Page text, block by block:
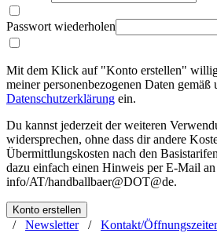
Passwort wiederholen
Mit dem Klick auf "Konto erstellen"
meiner personenbezogenen Daten gemäß
Datenschutzerklärung ein.
Du kannst jederzeit der weiteren
widersprechen, ohne dass dir andere
Übermittlungskosten nach den
dazu einfach einen Hinweis per E-Mail an
info/AT/handballbaer@DOT@de.
Konto erstellen
/ Newsletter/ Kontakt/